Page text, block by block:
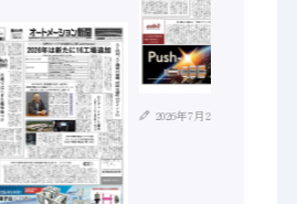
2026年7月21日